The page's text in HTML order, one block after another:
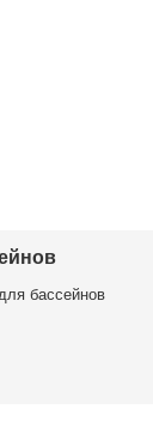
бассейнов